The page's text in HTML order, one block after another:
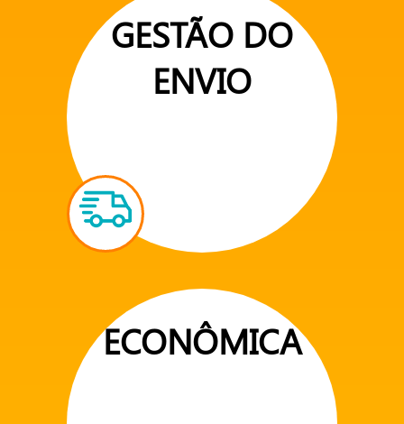
GESTÃO DO
ENVIO
ECONÔMICA